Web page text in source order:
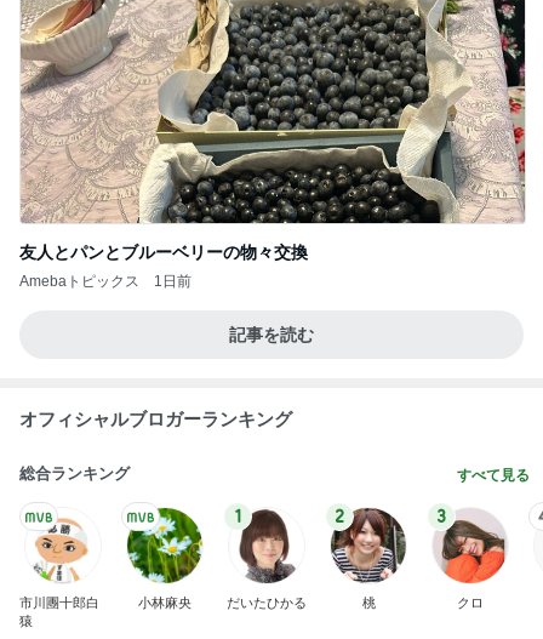
友人とパンとブルーベリーの物々交換
Amebaトピックス 1日前
記事を読む
オフィシャルブロガーランキング
総合ランキング すべて見る
市川團十郎白
猿
小林麻央
1
だいたひかる
2
桃
3
クロ